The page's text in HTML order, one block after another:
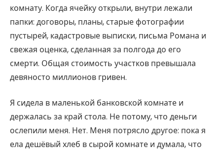
комнату. Когда ячейку открыли, внутри лежали
папки: договоры, планы, старые фотографии
пустырей, кадастровые выписки, письма Романа и
свежая оценка, сделанная за полгода до его
смерти. Общая стоимость участков превышала
девяносто миллионов гривен.
Я сидела в маленькой банковской комнате и
держалась за край стола. Не потому, что деньги
ослепили меня. Нет. Меня потрясло другое: пока я
ела дешёвый хлеб в сырой комнате и думала, что